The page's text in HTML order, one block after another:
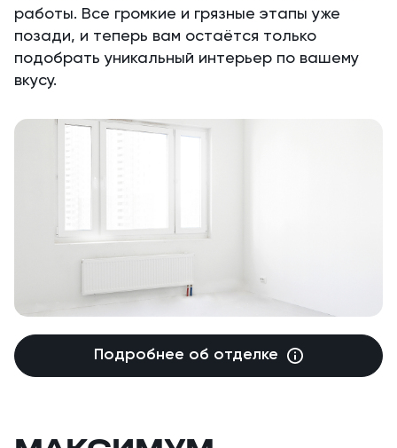
работы. Все громкие и грязные этапы уже
позади, и теперь вам остаётся только
подобрать уникальный интерьер по вашему
вкусу.
Подробнее об отделке